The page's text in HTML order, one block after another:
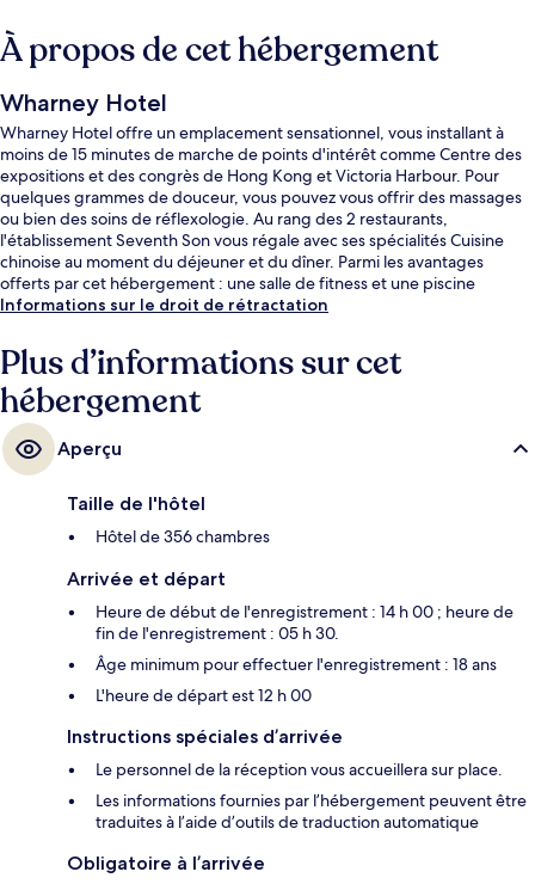
À propos de cet hébergement
Wharney Hotel
Wharney Hotel offre un emplacement sensationnel, vous installant à
moins de 15 minutes de marche de points d'intérêt comme Centre des
expositions et des congrès de Hong Kong et Victoria Harbour. Pour
quelques grammes de douceur, vous pouvez vous offrir des massages
ou bien des soins de réflexologie. Au rang des 2 restaurants,
l'établissement Seventh Son vous régale avec ses spécialités Cuisine
chinoise au moment du déjeuner et du dîner. Parmi les avantages
offerts par cet hébergement : une salle de fitness et une piscine
extérieure en saison. Les autres voyageurs aiment le fait que les
de tram Gresson Street est à 3 minutes à pied et Arrêt de tram Fenwick
Street, à 3 minutes.
Informations sur le droit de rétractation
Plus d’informations sur cet
hébergement
Aperçu
Taille de l'hôtel
Hôtel de 356 chambres
Arrivée et départ
Heure de début de l'enregistrement : 14 h 00 ; heure de
fin de l'enregistrement : 05 h 30.
Âge minimum pour effectuer l'enregistrement : 18 ans
L'heure de départ est 12 h 00
Instructions spéciales d’arrivée
Le personnel de la réception vous accueillera sur place.
Les informations fournies par l’hébergement peuvent être
traduites à l’aide d’outils de traduction automatique
Obligatoire à l’arrivée